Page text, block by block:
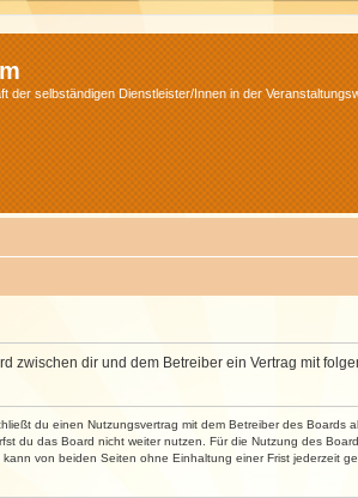
der selbständigen Dienstleister/Innen in der
zwischen dir und dem Betreiber ein Vertrag mit
du einen Nutzungsvertrag mit dem Betreiber des
du das Board nicht weiter nutzen. Für die Nutzung des
von beiden Seiten ohne Einhaltung einer Frist jederzeit